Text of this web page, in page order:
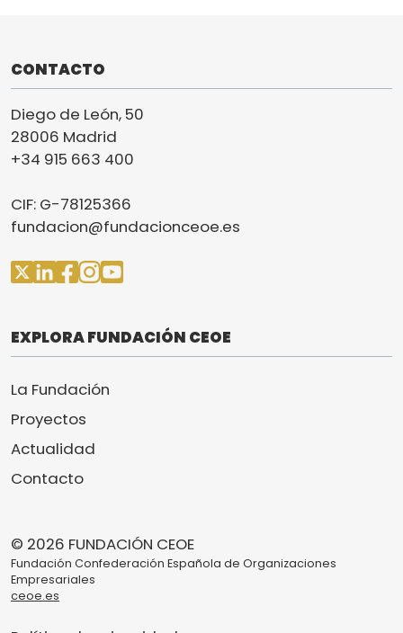
CONTACTO
Diego de León, 50
28006 Madrid
+34 915 663 400
CIF: G-78125366
fundacion@fundacionceoe.es
EXPLORA FUNDACIÓN CEOE
La Fundación
Proyectos
Actualidad
Contacto
© 2026 FUNDACIÓN CEOE
Fundación Confederación Española de Organizaciones
Empresariales
ceoe.es